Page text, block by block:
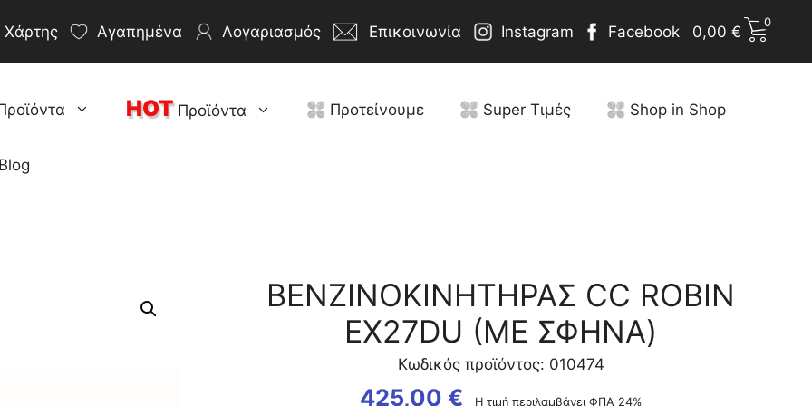
Χάρτης Αγαπημένα Λογαριασμός Επικοινωνία Instagram Facebook 0,00 €
0
HOTΠροϊόντα Προτείνουμε Super Τιμές Shop in Shop
Blog
ΒΕΝΖINOKINHTHΡΑΣ CC ROBIN
EX27DU (ΜΕ ΣΦΗΝΑ)
Κωδικός προϊόντος: 010474
425,00 € Η τιμή περιλαμβάνει ΦΠΑ 24%